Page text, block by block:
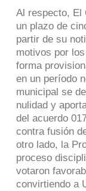
Al respecto, El
un plazo de
partir de su
motivos por
forma
en un período
municipal se
nulidad y
del acuerdo
contra fusión
otro lado, la
proceso
votaron
convirtiendo a